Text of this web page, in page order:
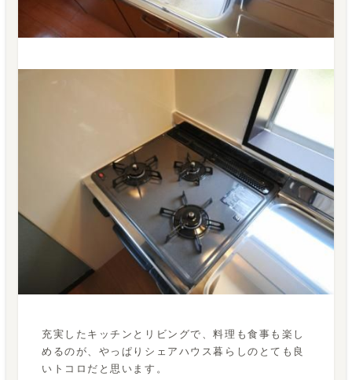
充実したキッチンとリビングで、料理も食事も楽し
めるのが、やっぱりシェアハウス暮らしのとても良
いトコロだと思います。